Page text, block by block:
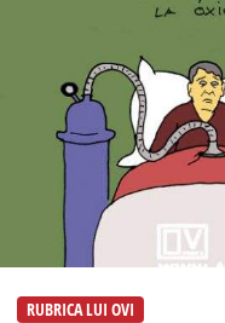
RUBRICA LUI OVI